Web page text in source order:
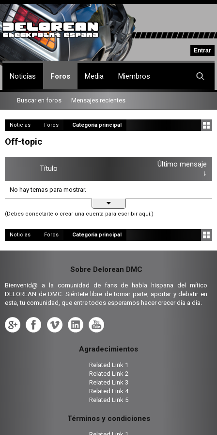
Noticias Foros Categoria principal
Off-topic
Título
Último mensaje
↓
No hay temas para mostrar.
(Debes conectarte o crear una cuenta para escribir aquí.)
Noticias Foros Categoria principal
Noticias Foros
Buscar en foros Mensajes recientes
Media Miembros
Sobre Delorean DMC
Bienvenid@ a la comunidad de fans de habla hispana del mítico
DELOREAN de DMC. Siéntete libre de tomar parte, aportar y debatir en
esta, tu comunidad, que entre todos esperamos hacer crecer día a día.
Agradecimientos
Related Link 1
Related Link 2
Related Link 3
Related Link 4
Related Link 5
Términos y condiciones